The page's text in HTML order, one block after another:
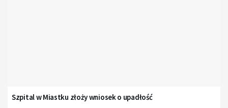
Szpital w Miastku złoży wniosek o upadłość